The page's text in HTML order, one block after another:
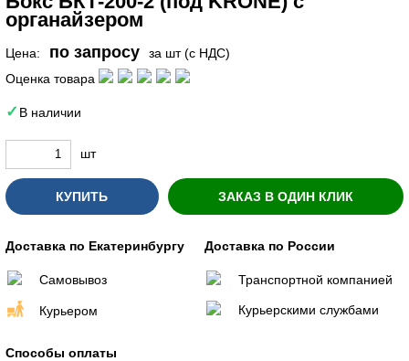
органайзером
Цена: по запросу
за шт (с НДС)
Оценка товара
В наличии
шт
КУПИТЬ ЗАКАЗ В ОДИН КЛИК
Доставка по Екатеринбургу
Самовывоз
Курьером
Доставка по России
Транспортной компанией
Курьерскими службами
Способы оплаты